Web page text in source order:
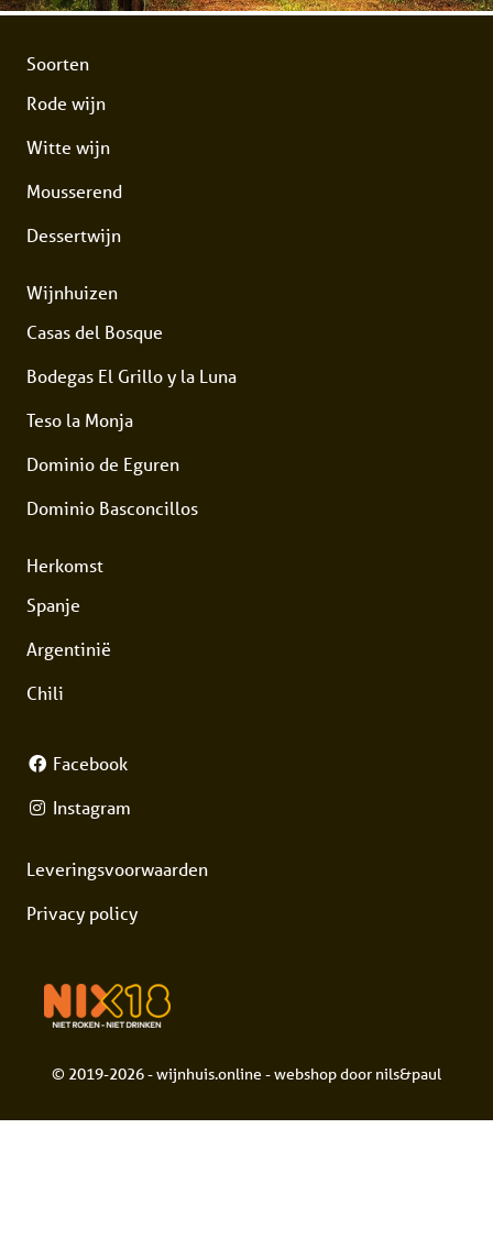
Soorten
Rode wijn
Witte wijn
Mousserend
Dessertwijn
Wijnhuizen
Casas del Bosque
Bodegas El Grillo y la Luna
Teso la Monja
Dominio de Eguren
Dominio Basconcillos
Herkomst
Spanje
Argentinië
Chili
Facebook
Instagram
Leveringsvoorwaarden
Privacy policy
© 2019-2026 - wijnhuis.online - webshop door nils&paul